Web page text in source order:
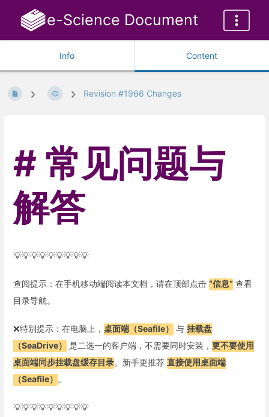
e-Science Document
Info Content
Revision #1966 Changes
常见问题与
解答
💡💡💡💡💡💡💡💡💡
查阅提示：在手机移动端阅读本文档，请在顶部点击 “信息” 查看
目录导航。
❌特别提示：在电脑上， 桌面端（Seafile） 与 挂载盘
（SeaDrive）
是二选一的客户端，不需要同时安装， 更不要使用
桌面端同步挂载盘缓存目录。新手更推荐 直接使用桌面端
（Seafile） 。
💡💡💡💡💡💡💡💡💡